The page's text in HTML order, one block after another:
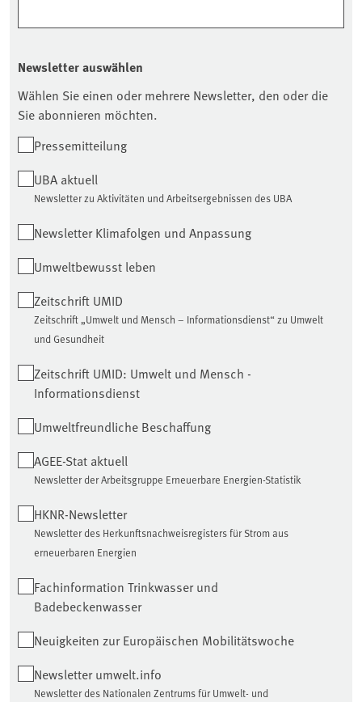
Newsletter auswählen
Wählen Sie einen oder mehrere Newsletter, den oder die
Sie abonnieren möchten.
Pressemitteilung
UBA aktuell
Newsletter zu Aktivitäten und Arbeitsergebnissen des UBA
Newsletter Klimafolgen und Anpassung
Umweltbewusst leben
Zeitschrift UMID
Zeitschrift „Umwelt und Mensch – Informationsdienst“ zu Umwelt
und Gesundheit
Zeitschrift UMID: Umwelt und Mensch -
Informationsdienst
Umweltfreundliche Beschaffung
AGEE-Stat aktuell
Newsletter der Arbeitsgruppe Erneuerbare Energien-Statistik
HKNR-Newsletter
Newsletter des Herkunftsnachweisregisters für Strom aus
erneuerbaren Energien
Fachinformation Trinkwasser und
Badebeckenwasser
Neuigkeiten zur Europäischen Mobilitätswoche
Newsletter umwelt.info
Newsletter des Nationalen Zentrums für Umwelt- und